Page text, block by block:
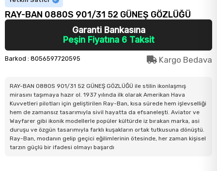
RAY-BAN 0880S 901/31 52 GÜNEŞ GÖZLÜĞÜ
Garanti Bankasına
Peşin Fiyatına 6 Taksit
Barkod : 8056597720595 Kargo Bedava
RAY-BAN 0880S 901/31 52 GÜNEŞ GÖZLÜĞÜ ile stilin ikonlaşmış
mirasını taşımaya hazır ol. 1937 yılında ilk olarak Amerikan Hava
Kuvvetleri pilotları için geliştirilen Ray-Ban, kısa sürede hem işlevselliği
hem de zamansız tasarımıyla sivil hayatta da efsaneleşti. Aviator ve
Wayfarer gibi ikonik modellerle popüler kültürde iz bırakan marka, asi
duruşu ve özgün tasarımıyla farklı kuşakların ortak tutkusuna dönüştü.
Ray-Ban, modanın gelip geçici eğilimlerinin ötesinde, her zaman kişisel
tarzın güçlü bir ifadesi olmayı başardı